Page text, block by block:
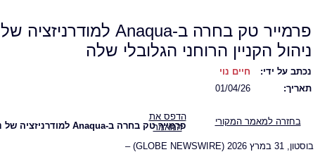
פרמייר טק בחרה ב-Anaqua למודרניזציה של
ניהול הקניין הרוחני הגלובלי שלה
נכתב על ידי:
חיים נוי
תאריך:
01/04/26
בחזרה למאמר המקורי
הדפס את
המאמר
פרמייר טק בחרה ב-Anaqua למודרניזציה של ניהול הקניין הרוחני הגלובלי שלה
בוסטון, 31 במרץ 2026 (GLOBE NEWSWIRE) –